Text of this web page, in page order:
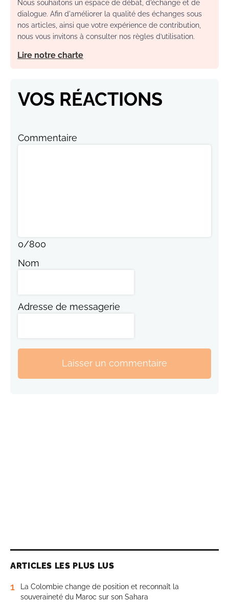
Nous souhaitons un espace de débat, d’échange et de
dialogue. Afin d'améliorer la qualité des échanges sous
nos articles, ainsi que votre expérience de contribution,
nous vous invitons à consulter nos règles d’utilisation.
Lire notre charte
VOS RÉACTIONS
Commentaire
0/800
Nom
Adresse de messagerie
Laisser un commentaire
ARTICLES LES PLUS LUS
1
La Colombie change de position et reconnaît la
souveraineté du Maroc sur son Sahara